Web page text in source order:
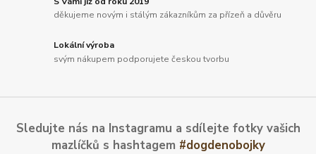
děkujeme novým i stálým zákazníkům za přízeň a důvěru
Lokální výroba
svým nákupem podporujete českou tvorbu
Sledujte nás na Instagramu a sdílejte fotky vašich
mazlíčků s hashtagem #dogdenobojky